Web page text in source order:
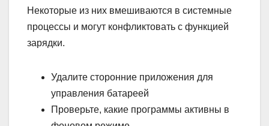
Некоторые из них вмешиваются в системные
процессы и могут конфликтовать с функцией
зарядки.
Удалите сторонние приложения для
управления батареей
Проверьте, какие программы активны в